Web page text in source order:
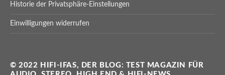
Historie der Privatsphäre-Einstellungen
Einwilligungen widerrufen
© 2022 HIFI-IFAS, DER BLOG: TEST MAGAZIN FÜR